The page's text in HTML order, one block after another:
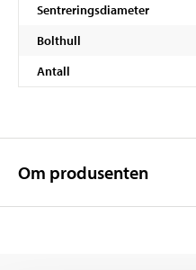
Sentreringsdiameter
Bolthull
Antall
Om produsenten